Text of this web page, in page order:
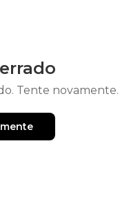
Tente novamente.